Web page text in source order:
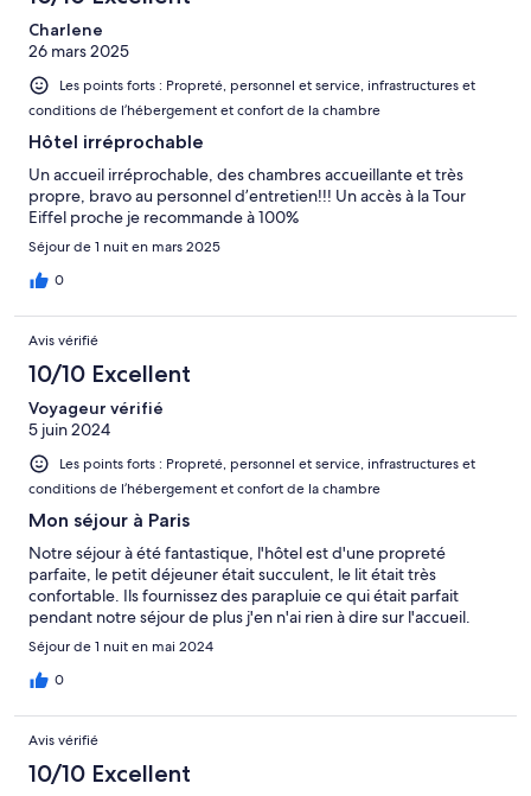
Charlene
26 mars 2025
Les points forts : Propreté, personnel et service, infrastructures et
conditions de l’hébergement et confort de la chambre
Hôtel irréprochable
Un accueil irréprochable, des chambres accueillante et très
propre, bravo au personnel d’entretien!!! Un accès à la Tour
Eiffel proche je recommande à 100%
Séjour de 1 nuit en mars 2025
0
Avis vérifié
10/10 Excellent
Voyageur vérifié
5 juin 2024
Les points forts : Propreté, personnel et service, infrastructures et
conditions de l’hébergement et confort de la chambre
Mon séjour à Paris
Notre séjour à été fantastique, l'hôtel est d'une propreté
parfaite, le petit déjeuner était succulent, le lit était très
confortable. Ils fournissez des parapluie ce qui était parfait
pendant notre séjour de plus j'en n'ai rien à dire sur l'accueil.
Séjour de 1 nuit en mai 2024
0
Avis vérifié
10/10 Excellent